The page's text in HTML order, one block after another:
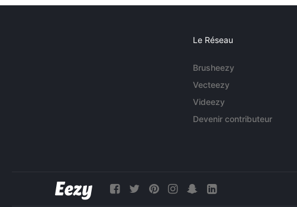
Le Réseau
Brusheezy
Vecteezy
Videezy
Devenir contributeur